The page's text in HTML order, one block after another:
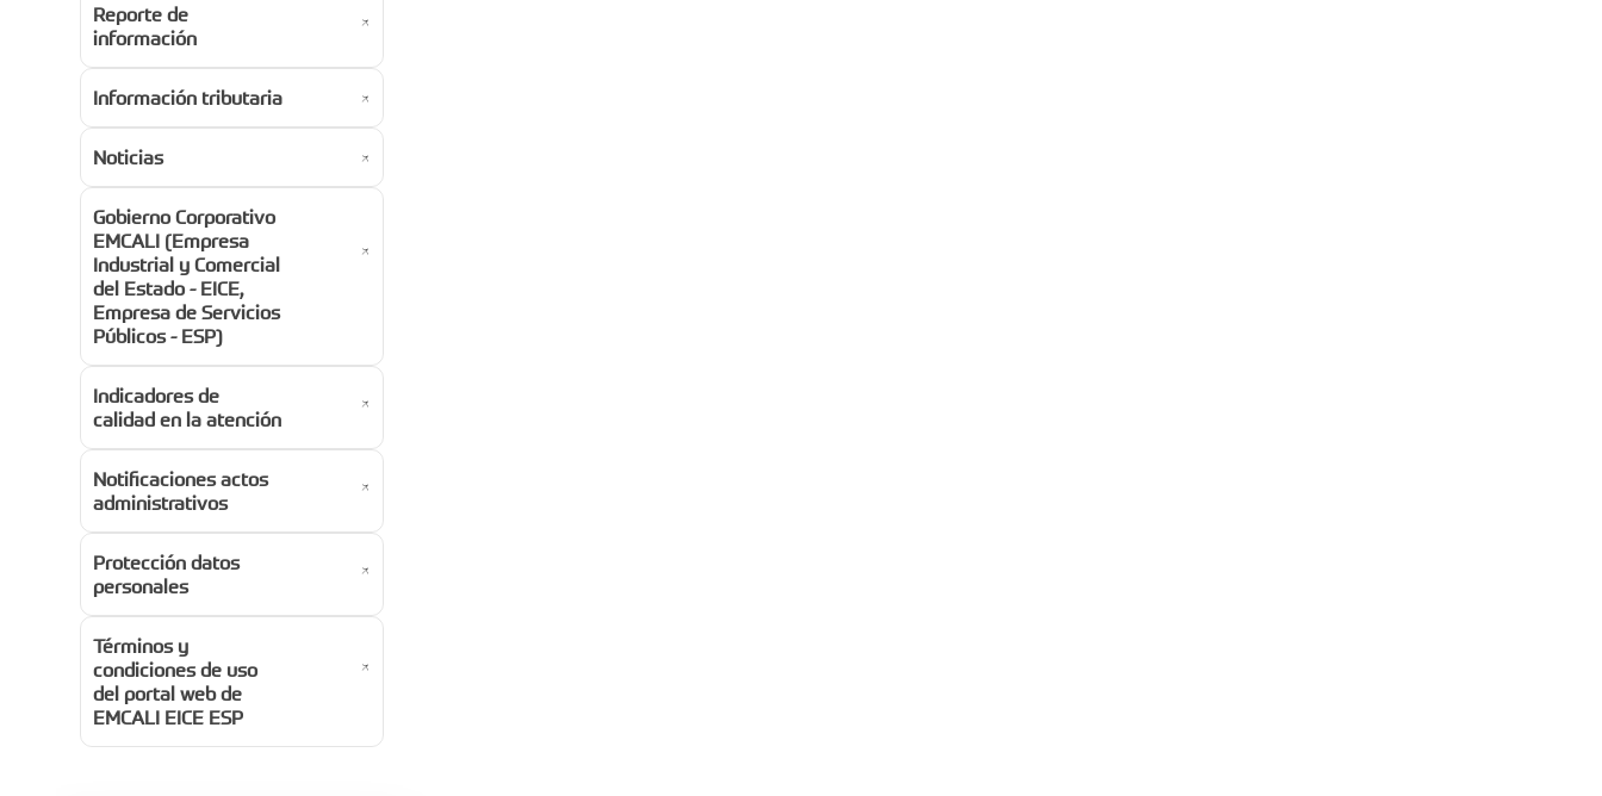
Reporte de
información
Información tributaria
Noticias
Gobierno Corporativo
EMCALI (Empresa
Industrial y Comercial
del Estado - EICE,
Empresa de Servicios
Públicos - ESP)
Indicadores de
calidad en la atención
Notificaciones actos
administrativos
Protección datos
personales
Términos y
condiciones de uso
del portal web de
EMCALI EICE ESP